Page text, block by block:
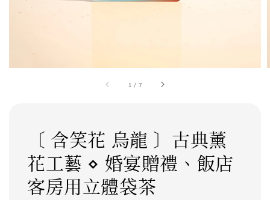
1 / 7
〔 含笑花 烏龍 〕古典薰
花工藝 ⋄ 婚宴贈禮、飯店
客房用立體袋茶